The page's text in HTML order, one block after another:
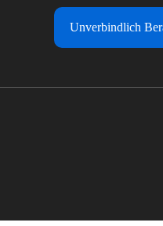
Unverbindlich